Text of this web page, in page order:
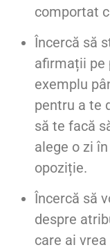
comportat
Încercă să
afirmații pe
exemplu
pentru a te
să te facă
alege o zi
opoziție.
Încercă să
despre
care ai